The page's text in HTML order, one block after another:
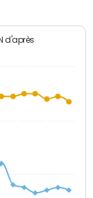
d'après